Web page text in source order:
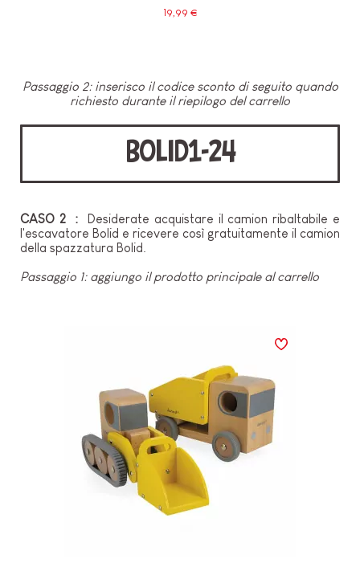
19,99 €
Passaggio 2: inserisco il codice sconto di seguito quando
richiesto durante il riepilogo del carrello
BOLID1-24
CASO 2 :
Desiderate acquistare il camion ribaltabile e
l'escavatore Bolid e ricevere così gratuitamente il camion
della spazzatura Bolid.
Passaggio 1: aggiungo il prodotto principale al carrello